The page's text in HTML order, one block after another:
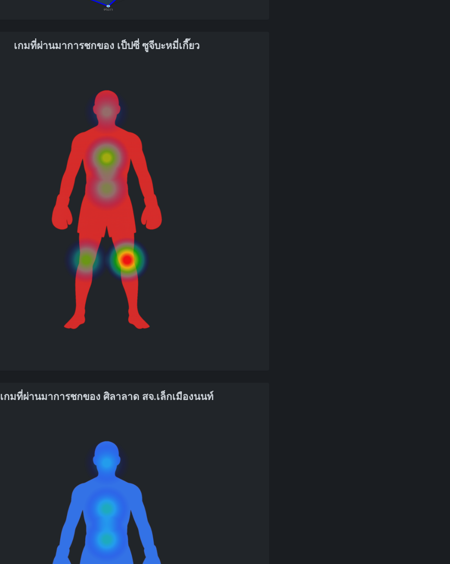
เกมที่ผ่านมาการชกของ เป็ปซี่ ซูจีบะหมี่เกี๊ยว
เกมที่ผ่านมาการชกของ ศิลาลาด สจ.เล็กเมืองนนท์